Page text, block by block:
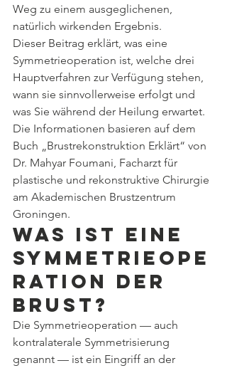
Weg zu einem ausgeglichenen,
natürlich wirkenden Ergebnis.
Dieser Beitrag erklärt, was eine
Symmetrieoperation ist, welche drei
Hauptverfahren zur Verfügung stehen,
wann sie sinnvollerweise erfolgt und
was Sie während der Heilung erwartet.
Die Informationen basieren auf dem
Buch „Brustrekonstruktion Erklärt“ von
Dr. Mahyar Foumani, Facharzt für
plastische und rekonstruktive Chirurgie
am Akademischen Brustzentrum
Groningen.
Was ist eine
Symmetrieope
ration der
Brust?
Die Symmetrieoperation — auch
kontralaterale Symmetrisierung
genannt — ist ein Eingriff an der